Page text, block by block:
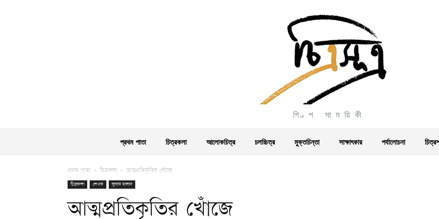
শিল্প সাময়িকী
প্রথম পাতা চিত্রকলা আলোকচিত্র চলচ্চিত্র মুক্তচিন্তা সাক্ষাৎকার পর্যালোচনা
প্রথম পাতা চিত্রকলা আত্মপ্রতিকৃতির খোঁজে
চিত্রকলা লেখক ফুয়াদ হাসান
আত্মপ্রতিকৃতির খোঁজে